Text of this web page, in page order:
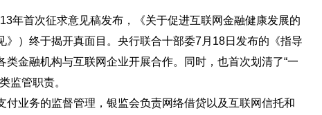
年首次征求意见稿发布，《关于促进互联网金融健康发展的
》）终于揭开真面目。央行联合十部委7月18日发布的《指导
金融机构与互联网企业开展合作。同时，也首次划清了“一
监管职责。
业务的监督管理，银监会负责网络借贷以及互联网信托和